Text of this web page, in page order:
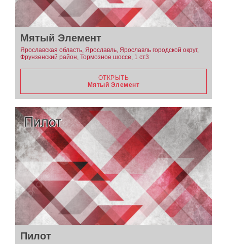
Мятый Элемент
Ярославская область, Ярославль, Ярославль городской округ,
Фрунзенский район, Тормозное шоссе, 1 ст3
ОТКРЫТЬ
Мятый Элемент
Пилот